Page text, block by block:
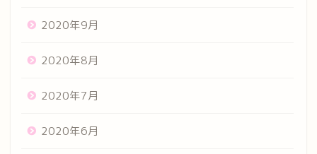
2020年9月
2020年8月
2020年7月
2020年6月